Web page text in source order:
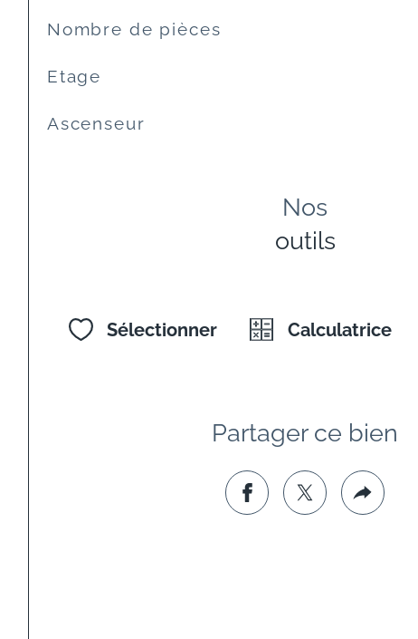
Nombre de pièces
Etage
Ascenseur
Nos
outils
Sélectionner Calculatrice
Partager ce bien